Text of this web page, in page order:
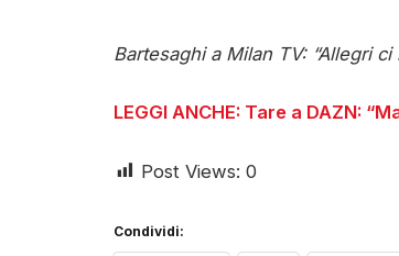
Bartesaghi a Milan TV: “Allegri
LEGGI ANCHE: Tare a DAZN:
Post Views: 0
Condividi: